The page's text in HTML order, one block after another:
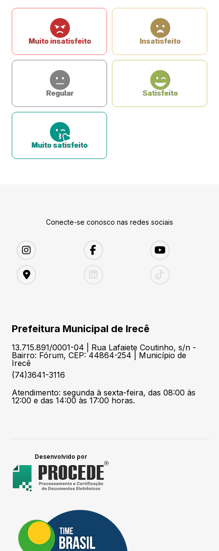
Muito insatisfeito Insatisfeito
Regular Satisfeito
Muito satisfeito
Conecte-se conosco nas redes sociais
Prefeitura Municipal de Irecê
13.715.891/0001-04 | Rua Lafaiete Coutinho, s/n -
Bairro: Fórum, CEP: 44864-254 | Município de
Irecê
(74)3641-3116
Atendimento: segunda à sexta-feira, das 08:00 às
12:00 e das 14:00 às 17:00 horas.
Desenvolvido por